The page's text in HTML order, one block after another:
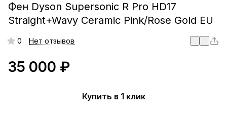
Фен Dyson Supersonic R Pro HD17
Straight+Wavy Ceramic Pink/Rose Gold EU
0 Нет отзывов
35 000 ₽
Купить в 1 клик